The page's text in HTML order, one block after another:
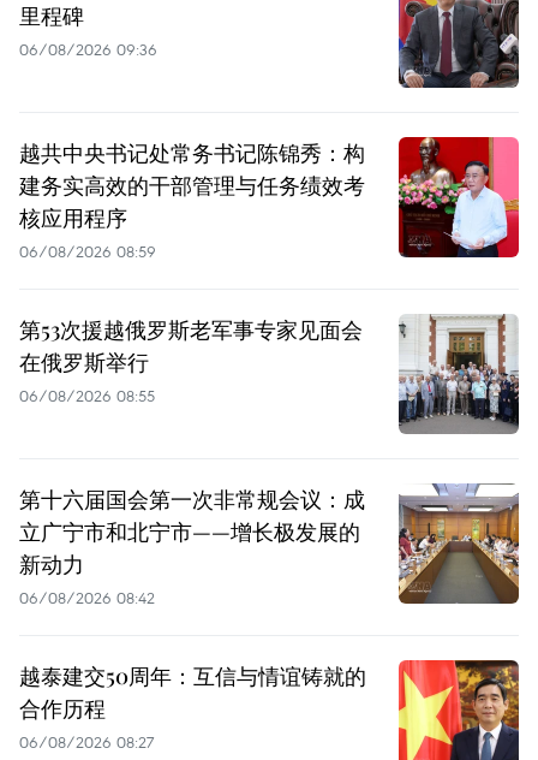
里程碑
06/08/2026 09:36
越共中央书记处常务书记陈锦秀：构
建务实高效的干部管理与任务绩效考
核应用程序
06/08/2026 08:59
第53次援越俄罗斯老军事专家见面会
在俄罗斯举行
06/08/2026 08:55
第十六届国会第一次非常规会议：成
立广宁市和北宁市——增长极发展的
新动力
06/08/2026 08:42
越泰建交50周年：互信与情谊铸就的
合作历程
06/08/2026 08:27